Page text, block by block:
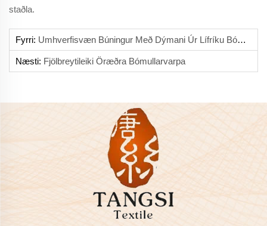
staðla.
Fyrri: Umhverfisvæn Búningur Með Dýmani Úr Lífríku Bómull
Næsti: Fjölbreytileiki Öræðra Bómullarvarpa